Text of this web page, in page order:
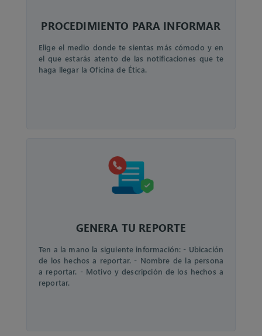
PROCEDIMIENTO PARA INFORMAR
Elige el medio donde te sientas más cómodo y en
el que estarás atento de las notificaciones que te
haga llegar la Oficina de Ética.
GENERA TU REPORTE
Ten a la mano la siguiente información: - Ubicación
de los hechos a reportar. - Nombre de la persona
a reportar. - Motivo y descripción de los hechos a
reportar.